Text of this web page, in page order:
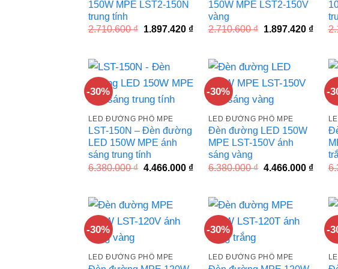
150W MPE LST2-150N
trung tính
2.710.600₫
Giá
1.897.420 ₫Giá
1.897.420 ₫.
150W MPE LST2-150V
vàng
2.710.600₫
Giá
1.897.420 ₫Giá
-30%
LED ĐƯỜNG PHỐ MPE
LST-150N – Đèn đường
LED 150W MPE ánh
sáng trung tính
6.380.000₫ Giá
4.466.000 ₫Giá
4.466.000 ₫.
-30%
LED ĐƯỜNG PHỐ MPE
Đèn đường LED 150W
MPE LST-150V ánh
sáng vàng
6.380.000₫ Giá
4.466.000 ₫Giá
-
-30%
LED ĐƯỜNG PHỐ MPE
-30%
LED ĐƯỜNG PHỐ MPE
-